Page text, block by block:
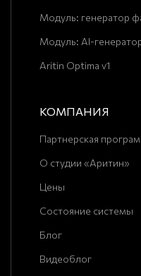
Модуль: генератор
Модуль: AI-
Aritin Optima v1
КОМПАНИЯ
Партнерская
О студии «Аритин»
Цены
Состояние системы
Блог
Видеоблог